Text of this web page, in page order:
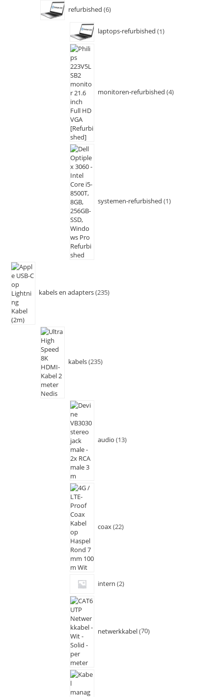
refurbished 6
laptops-refurbished 1
monitoren-refurbished 4
systemen-refurbished 1
kabels en adapters 235
kabels 235
audio 13
coax 22
intern 2
netwerkkabel 70